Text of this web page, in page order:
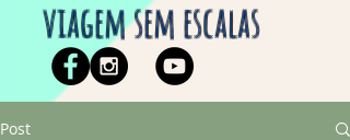
viagem sem escalas
Post